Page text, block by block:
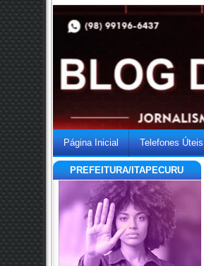
Página Inicial Telefones Úteis
PREFEITURA/ITAPECURU